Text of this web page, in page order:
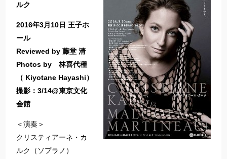
ルク
2016年3月10日 王子ホ
ール
Reviewed by 藤堂 清
Photos by 林喜代種
（ Kiyotane Hayashi）
撮影：3/14@東京文化
会館
＜演奏＞
クリスティアーネ・カ
ルク（ソプラノ）